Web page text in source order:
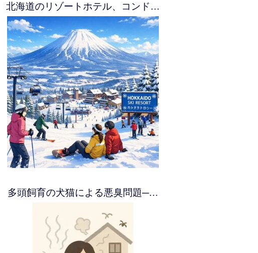
北海道のリゾートホテル、コンド…
多頭飼育の犬猫による悪臭問題─…